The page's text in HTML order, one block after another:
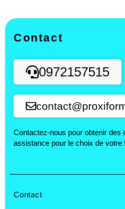
Contact
0972157515
Contactez-nous pour obtenir des
assistance pour le choix de votre
Contact